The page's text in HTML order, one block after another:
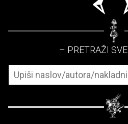
– PRETRAŽI